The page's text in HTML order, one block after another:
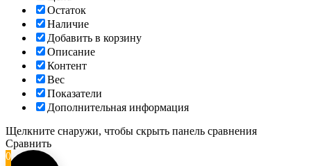
Остаток
Наличие
Добавить в корзину
Описание
Контент
Вес
Показатели
Дополнительная информация
Щелкните снаружи, чтобы скрыть панель сравнения
Сравнить
0